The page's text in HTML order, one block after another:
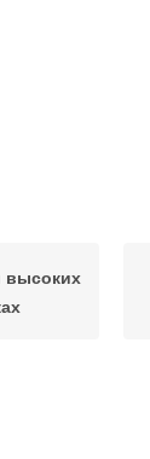
высоких